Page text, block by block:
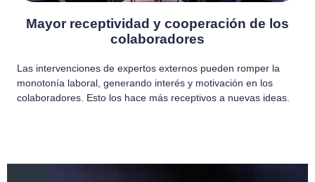
Mayor receptividad y cooperación de los
colaboradores
Las intervenciones de expertos externos pueden romper la
monotonía laboral, generando interés y motivación en los
colaboradores. Esto los hace más receptivos a nuevas ideas.